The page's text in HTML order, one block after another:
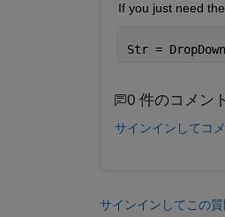
If you just need
Str =
0 件のコメント
サインインしてコメ
サインインしてこの質